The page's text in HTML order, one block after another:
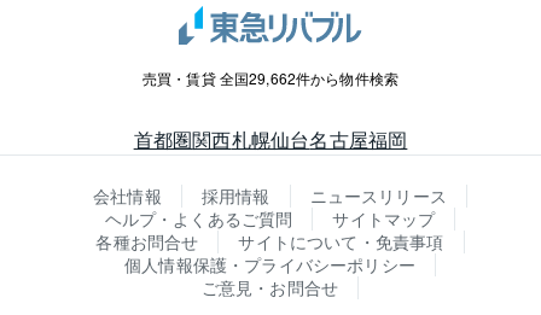
売買・賃貸 全国29,662件から物件検索
首都圏関西札幌仙台名古屋福岡
会社情報 採用情報
ニュースリリース
ヘルプ・よくあるご質問
サイトマップ
各種お問合せ
サイトについて・免責事項
個人情報保護・プライバシーポリシー
ご意見・お問合せ